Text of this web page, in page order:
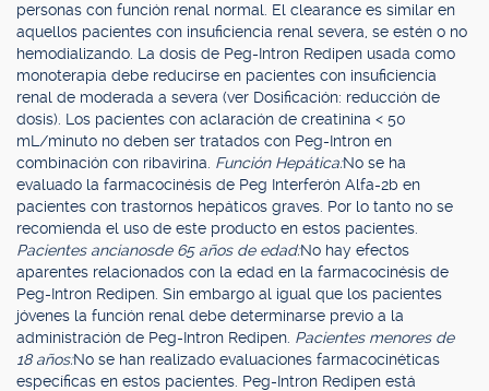
personas con función renal normal. El clearance es similar en
aquellos pacientes con insuficiencia renal severa, se estén o no
hemodializando. La dosis de Peg-Intron Redipen usada como
monoterapia debe reducirse en pacientes con insuficiencia
renal de moderada a severa (ver Dosificación: reducción de
dosis). Los pacientes con aclaración de creatinina < 50
mL/minuto no deben ser tratados con Peg-Intron en
combinación con ribavirina. Función Hepática:No se ha
evaluado la farmacocinésis de Peg Interferón Alfa-2b en
pacientes con trastornos hepáticos graves. Por lo tanto no se
recomienda el uso de este producto en estos pacientes.
Pacientes ancianosde 65 años de edad:No hay efectos
aparentes relacionados con la edad en la farmacocinésis de
Peg-Intron Redipen. Sin embargo al igual que los pacientes
jóvenes la función renal debe determinarse previo a la
administración de Peg-Intron Redipen. Pacientes menores de
18 años:No se han realizado evaluaciones farmacocinéticas
específicas en estos pacientes. Peg-Intron Redipen está